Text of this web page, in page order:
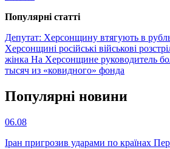
Популярнi статтi
Депутат: Херсонщину втягують в
Херсонщині російські військові
жінка На Херсонщине руководитель
тысяч из «ковидного» фонда
Популярнi новини
06.08
Іран пригрозив ударами по країнах